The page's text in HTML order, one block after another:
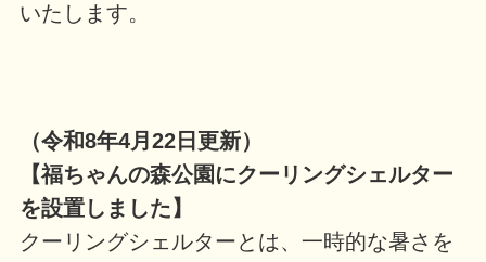
いたします。
（令和8年4月22日更新）
【福ちゃんの森公園にクーリングシェルター
を設置しました】
クーリングシェルターとは、一時的な暑さを